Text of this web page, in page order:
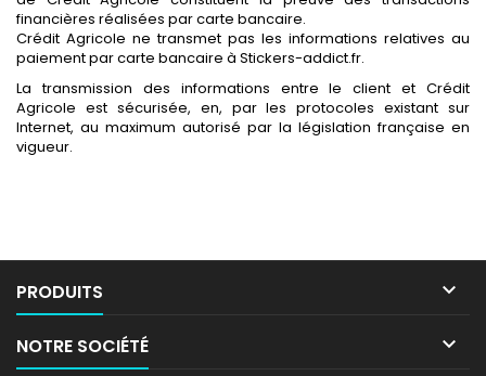
financières réalisées par carte bancaire.
Crédit Agricole ne transmet pas les informations relatives au
paiement par carte bancaire à Stickers-addict.fr.
La transmission des informations entre le client et Crédit
Agricole est sécurisée, en, par les protocoles existant sur
Internet, au maximum autorisé par la législation française en
vigueur.
PRODUITS 
NOTRE SOCIÉTÉ 